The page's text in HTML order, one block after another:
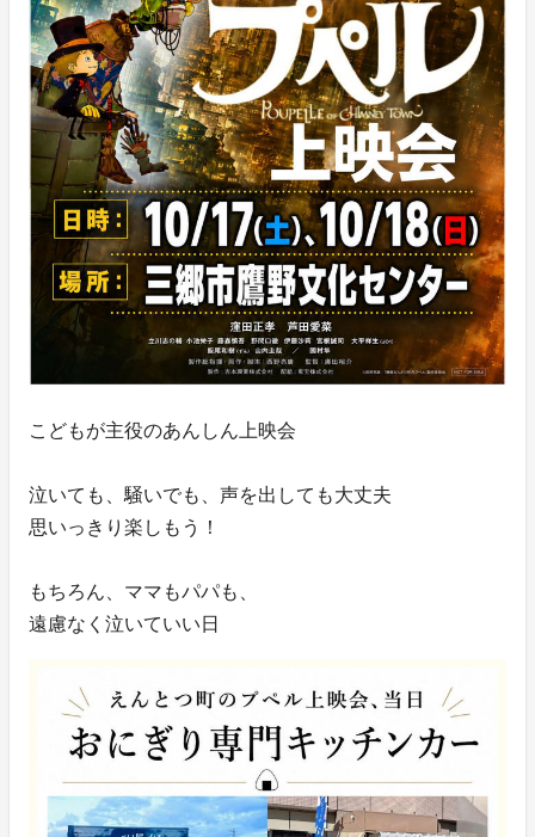
こどもが主役のあんしん上映会
泣いても、騒いでも、声を出しても大丈夫
思いっきり楽しもう！
もちろん、ママもパパも、
遠慮なく泣いていい日